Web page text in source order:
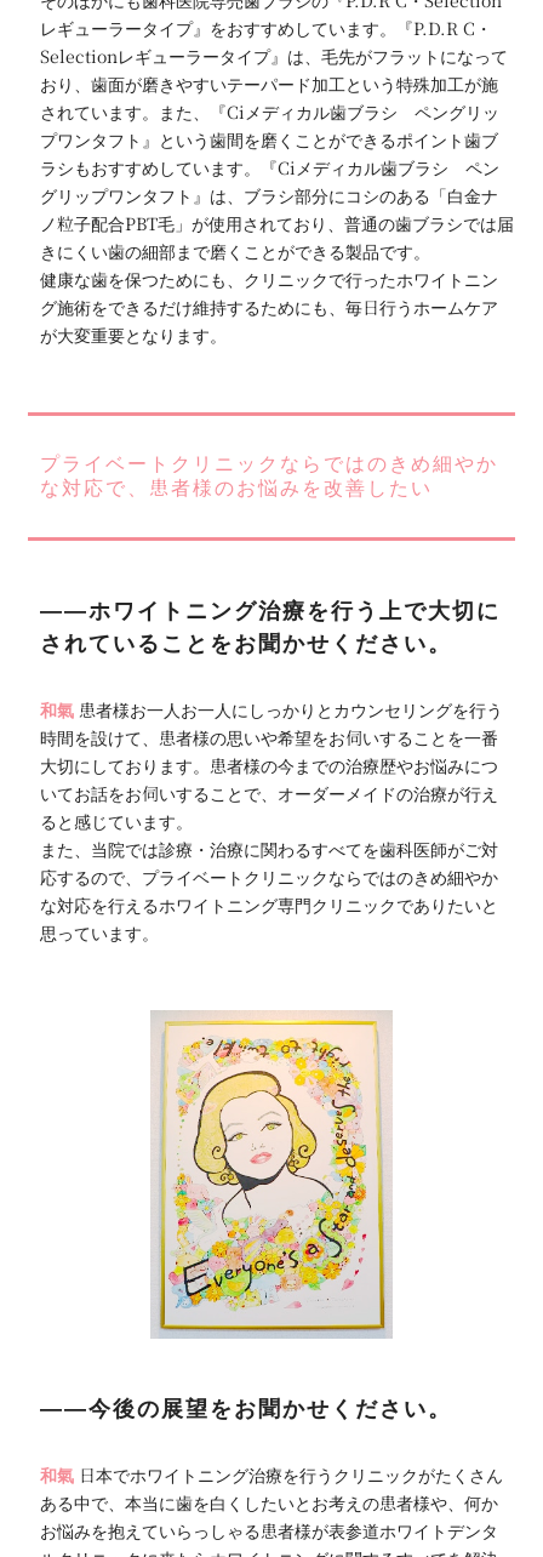
レギューラータイプ』をおすすめしています。『P.D.R C・
Selectionレギューラータイプ』は、毛先がフラットになって
おり、歯面が磨きやすいテーパード加工という特殊加工が施
されています。また、『Ciメディカル歯ブラシ ペングリッ
プワンタフト』という歯間を磨くことができるポイント歯ブ
ラシもおすすめしています。『Ciメディカル歯ブラシ ペン
グリップワンタフト』は、ブラシ部分にコシのある「白金ナ
ノ粒子配合PBT毛」が使用されており、普通の歯ブラシでは届
きにくい歯の細部まで磨くことができる製品です。
健康な歯を保つためにも、クリニックで行ったホワイトニン
グ施術をできるだけ維持するためにも、毎日行うホームケア
が大変重要となります。
プライベートクリニックならではのきめ細やか
な対応で、患者様のお悩みを改善したい
――ホワイトニング治療を行う上で大切に
されていることをお聞かせください。
和氣 患者様お一人お一人にしっかりとカウンセリングを行う
時間を設けて、患者様の思いや希望をお伺いすることを一番
大切にしております。患者様の今までの治療歴やお悩みにつ
いてお話をお伺いすることで、オーダーメイドの治療が行え
ると感じています。
また、当院では診療・治療に関わるすべてを歯科医師がご対
応するので、プライベートクリニックならではのきめ細やか
な対応を行えるホワイトニング専門クリニックでありたいと
思っています。
――今後の展望をお聞かせください。
和氣 日本でホワイトニング治療を行うクリニックがたくさん
ある中で、本当に歯を白くしたいとお考えの患者様や、何か
お悩みを抱えていらっしゃる患者様が表参道ホワイトデンタ